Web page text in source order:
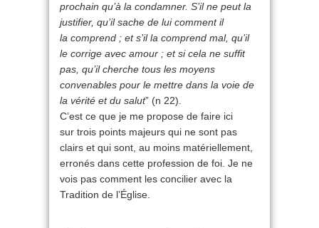
prochain qu’à la condamner. S’il ne peut la
justifier, qu’il sache de lui comment il
la comprend ; et s’il la comprend mal, qu’il
le corrige avec amour ; et si cela ne suffit
pas, qu’il cherche tous les moyens
convenables pour le mettre dans la voie de
la vérité et du salut” (n 22).
C’est ce que je me propose de faire ici
sur trois points majeurs qui ne sont pas
clairs et qui sont, au moins matériellement,
erronés dans cette profession de foi. Je ne
vois pas comment les concilier avec la
Tradition de l’Église.